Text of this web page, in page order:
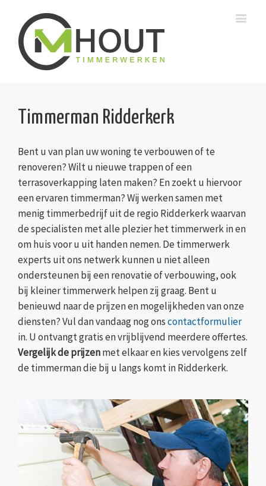
Timmerman Ridderkerk
Bent u van plan uw woning te verbouwen of te
renoveren? Wilt u nieuwe trappen of een
terrasoverkapping laten maken? En zoekt u hiervoor
een ervaren timmerman? Wij werken samen met
menig timmerbedrijf uit de regio Ridderkerk waarvan
de specialisten met alle plezier het timmerwerk in en
om huis voor u uit handen nemen. De timmerwerk
experts uit ons netwerk kunnen u niet alleen
ondersteunen bij een renovatie of verbouwing, ook
bij kleiner timmerwerk helpen zij graag. Bent u
benieuwd naar de prijzen en mogelijkheden van onze
diensten? Vul dan vandaag nog onscontactformulier
in. U ontvangt gratis en vrijblijvend meerdere offertes.
Vergelijk de prijzenmet elkaar en kies vervolgens zelf
de timmerman die bij u langs komt in Ridderkerk.